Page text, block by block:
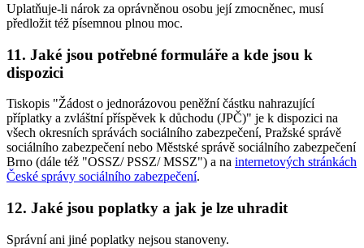
Uplatňuje-li nárok za oprávněnou osobu její zmocněnec, musí
předložit též písemnou plnou moc.
11. Jaké jsou potřebné formuláře a kde jsou k
dispozici
Tiskopis "Žádost o jednorázovou peněžní částku nahrazující
příplatky a zvláštní příspěvek k důchodu (JPČ)" je k dispozici na
všech okresních správách sociálního zabezpečení, Pražské správě
sociálního zabezpečení nebo Městské správě sociálního zabezpečení
Brno (dále též "OSSZ/ PSSZ/ MSSZ") a na internetových stránkách
České správy sociálního zabezpečení.
12. Jaké jsou poplatky a jak je lze uhradit
Správní ani jiné poplatky nejsou stanoveny.